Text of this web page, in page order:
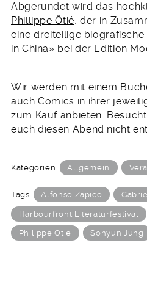
Abgerundet wird das
Phillippe Ôtié, der in
eine dreiteilige biografische
in China» bei der Edition
Wir werden mit einem
auch Comics in ihrer
zum Kauf anbieten.
euch diesen Abend nicht
Kategorien: Allgemein
Tags: Alfonso Zapico
Harbourfront Literaturfestival
Philippe Otie Sohyun Jung